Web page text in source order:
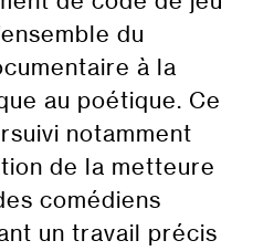
du
à la
au poétique. Ce
notamment
de la metteure
comédiens
un travail précis